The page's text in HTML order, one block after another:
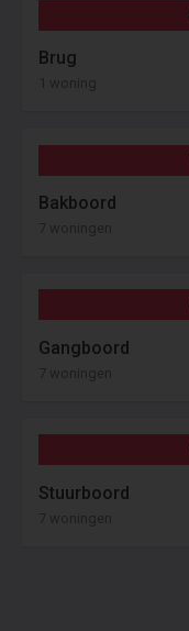
Brug
1 woning
Bakboord
7 woningen
Gangboord
7 woningen
Stuurboord
7 woningen